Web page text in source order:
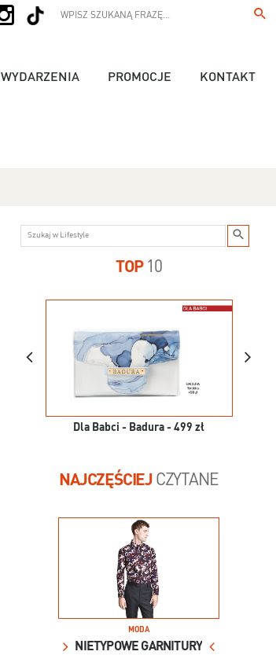
WYDARZENIA PROMOCJE KONTAKT
TOP10
Dla Babci - Badura - 499 zł
NAJCZĘŚCIEJCZYTANE
MODA
NIETYPOWE GARNITURY